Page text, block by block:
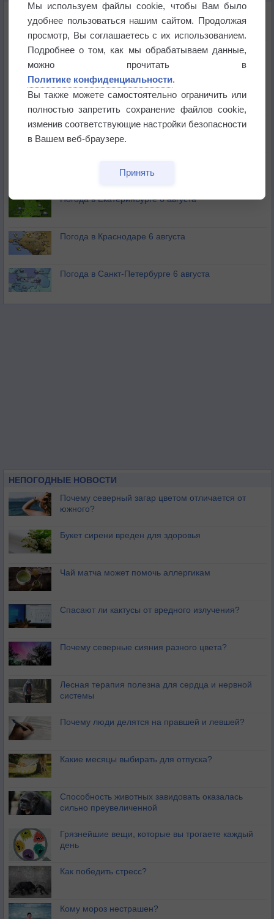
Космическая погода влияет на транспорт
Приложение построит маршрут через тень
Атмосфера начала замерзать
В Приморье обнаружены морские волны тепла
Погода в Екатеринбурге 6 августа
Погода в Краснодаре 6 августа
Погода в Санкт-Петербурге 6 августа
НЕПОГОДНЫЕ НОВОСТИ
Почему северный загар цветом отличается от
южного?
Букет сирени вреден для здоровья
Чай матча может помочь аллергикам
Спасают ли кактусы от вредного излучения?
Почему северные сияния разного цвета?
Лесная терапия полезна для сердца и нервной
системы
Почему люди делятся на правшей и левшей?
Какие месяцы выбирать для отпуска?
Способность животных завидовать оказалась
сильно преувеличенной
Грязнейшие вещи, которые вы трогаете каждый
день
Как победить стресс?
Кому мороз нестрашен?
Мы используем файлы cookie, чтобы Вам было
удобнее пользоваться нашим сайтом. Продолжая
просмотр, Вы соглашаетесь с их использованием.
Подробнее о том, как мы обрабатываем данные,
можно прочитать в
Политике конфиденциальности.
Вы также можете самостоятельно ограничить или
полностью запретить сохранение файлов cookie,
изменив соответствующие настройки безопасности
в Вашем веб-браузере.
Принять